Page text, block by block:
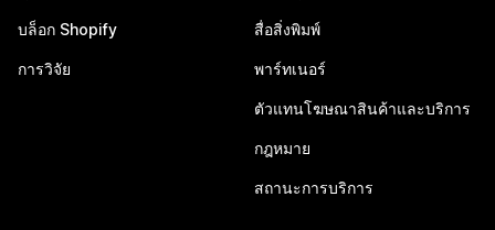
บล็อก Shopify
การวิจัย
สื่อสิ่งพิมพ์
พาร์ทเนอร์
ตัวแทนโฆษณาสินค้าและบริการ
กฎหมาย
สถานะการบริการ